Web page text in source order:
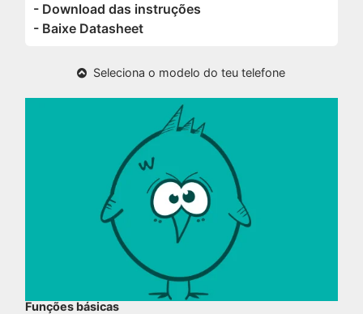
- Download das instruções
- Baixe Datasheet
Seleciona o modelo do teu telefone
Funções básicas